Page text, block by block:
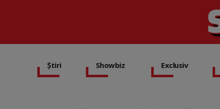
Știri Showbiz Exclusiv